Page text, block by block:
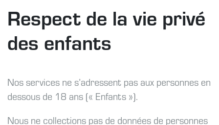
Respect de la vie privé
des enfants
Nos services ne s’adressent pas aux personnes en
dessous de 18 ans (« Enfants »).
Nous ne collections pas de données de personnes